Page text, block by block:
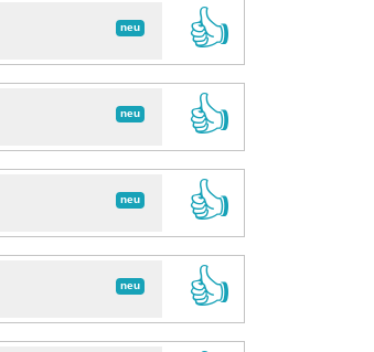
neu
👍
neu
👍
neu
👍
neu
👍